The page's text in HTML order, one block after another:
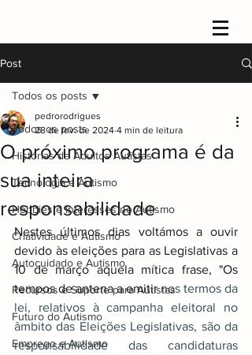
Post
Todos os posts
Histórias de Adultos Autistas
Tecnologia e Autismo
Hobbies e Interesses no Autismo
Criatividade e Autismo
Autocuidado e Autismo
Recursos e Suporte para Autistas
Futuro do Autismo
Emprego e Autismo
Todos os posts
O próximo programa é da
sua inteira
responsabilidade
pedrorodrigues
28 de fev. de 2024 4 min de leitura
Nestes últimos dias voltámos a ouvir
devido às eleições para as Legislativas a
10 de março aquela mítica frase, "Os
tempos de antena a emitir nos termos da
lei, relativos à campanha eleitoral no
âmbito das Eleições Legislativas, são da
responsabilidade das candidaturas